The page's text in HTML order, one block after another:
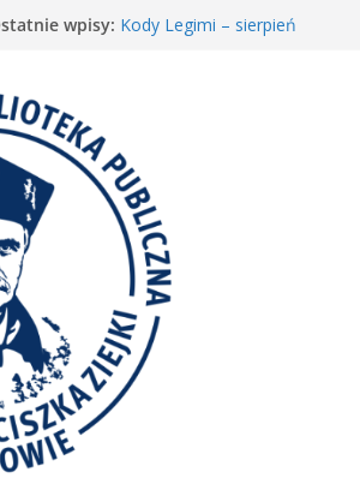
wpisy: Kody Legimi – sierpień